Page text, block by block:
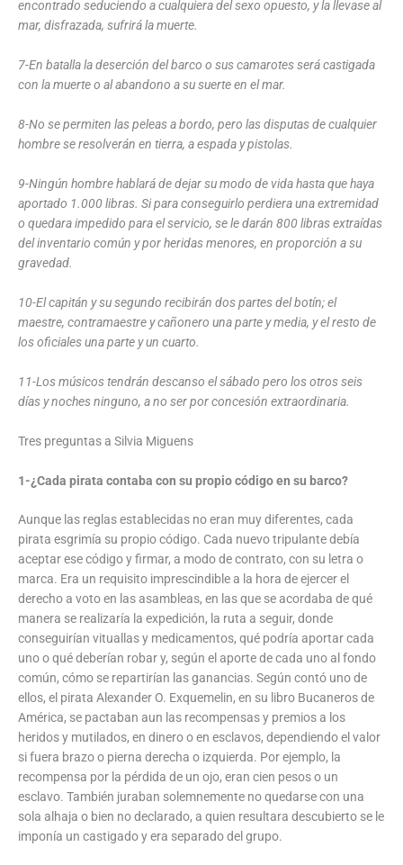
encontrado seduciendo a cualquiera del sexo opuesto, y la llevase al
mar, disfrazada, sufrirá la muerte.
7-En batalla la deserción del barco o sus camarotes será castigada
con la muerte o al abandono a su suerte en el mar.
8-No se permiten las peleas a bordo, pero las disputas de cualquier
hombre se resolverán en tierra, a espada y pistolas.
9-Ningún hombre hablará de dejar su modo de vida hasta que haya
aportado 1.000 libras. Si para conseguirlo perdiera una extremidad
o quedara impedido para el servicio, se le darán 800 libras extraídas
del inventario común y por heridas menores, en proporción a su
gravedad.
10-El capitán y su segundo recibirán dos partes del botín; el
maestre, contramaestre y cañonero una parte y media, y el resto de
los oficiales una parte y un cuarto.
11-Los músicos tendrán descanso el sábado pero los otros seis
días y noches ninguno, a no ser por concesión extraordinaria.
Tres preguntas a Silvia Miguens
1-¿Cada pirata contaba con su propio código en su barco?
Aunque las reglas establecidas no eran muy diferentes, cada
pirata esgrimía su propio código. Cada nuevo tripulante debía
aceptar ese código y firmar, a modo de contrato, con su letra o
marca. Era un requisito imprescindible a la hora de ejercer el
derecho a voto en las asambleas, en las que se acordaba de qué
manera se realizaría la expedición, la ruta a seguir, donde
conseguirían vituallas y medicamentos, qué podría aportar cada
uno o qué deberían robar y, según el aporte de cada uno al fondo
común, cómo se repartirían las ganancias. Según contó uno de
ellos, el pirata Alexander O. Exquemelin, en su libro Bucaneros de
América, se pactaban aun las recompensas y premios a los
heridos y mutilados, en dinero o en esclavos, dependiendo el valor
si fuera brazo o pierna derecha o izquierda. Por ejemplo, la
recompensa por la pérdida de un ojo, eran cien pesos o un
esclavo. También juraban solemnemente no quedarse con una
sola alhaja o bien no declarado, a quien resultara descubierto se le
imponía un castigado y era separado del grupo.